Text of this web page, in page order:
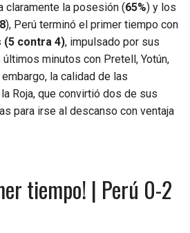
claramente la posesión (65%) y los
), Perú terminó el primer tiempo con
(5 contra 4), impulsado por sus
minutos con Pretell, Yotún,
la calidad de las
Roja, que convirtió dos de sus
para irse al descanso con ventaja
tiempo! | Perú 0-2